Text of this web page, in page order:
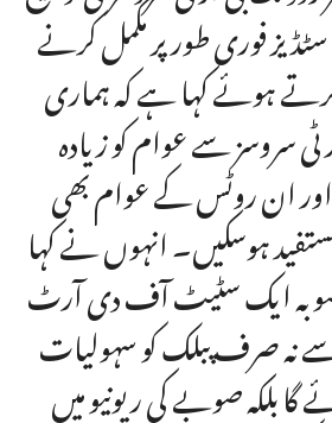
فوری طور پر مکمل کرنے
ہوئے کہا ہے کہ ہماری
سروسز سے عوام کو زیادہ
اور ان روٹس کے عوام بھی
ہوسکیں۔ انہوں نے کہا
ایک سٹیٹ آف دی آرٹ
صرف پبلک کو سہولیات
بلکہ صوبے کی ریونیو میں